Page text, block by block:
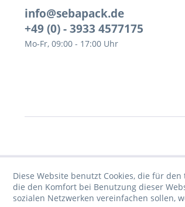
info@sebapack.de
+49 (0) - 3933 4577175
Mo-Fr, 09:00 - 17:00 Uhr
Diese Website benutzt Cookies, die für
die den Komfort bei Benutzung dieser
sozialen Netzwerken vereinfachen sollen,